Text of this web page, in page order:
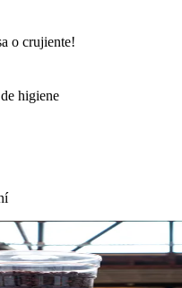
o crujiente!
higiene